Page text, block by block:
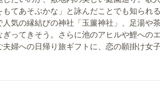
てあそぶかな」と詠んだことでも知られ
気の縁結びの神社「玉簾神社」、足湯や
ってきそう。さらに池のアヒルや鯉への
夫婦への日帰り旅ギフトに、恋の願掛け女